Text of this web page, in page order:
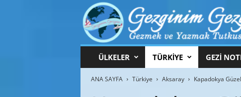
z
ÜLKELER TÜRKİYE GEZİ
ANA SAYFA Türkiye Aksaray Kapadokya